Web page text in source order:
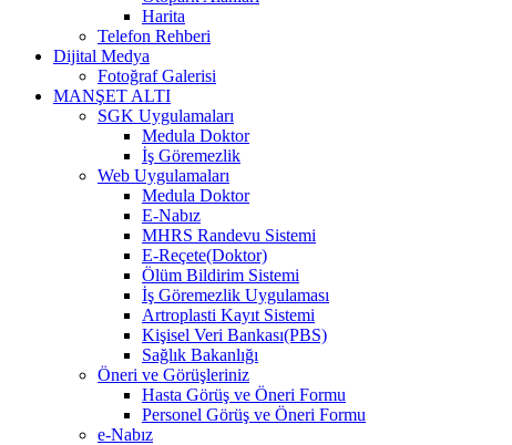
Harita
Telefon Rehberi
Dijital Medya
Fotoğraf Galerisi
MANŞET ALTI
SGK Uygulamaları
Medula Doktor
İş Göremezlik
Web Uygulamaları
Medula Doktor
E-Nabız
MHRS Randevu Sistemi
E-Reçete(Doktor)
Ölüm Bildirim Sistemi
İş Göremezlik Uygulaması
Artroplasti Kayıt Sistemi
Kişisel Veri Bankası(PBS)
Sağlık Bakanlığı
Öneri ve Görüşleriniz
Hasta Görüş ve Öneri Formu
Personel Görüş ve Öneri Formu
e-Nabız